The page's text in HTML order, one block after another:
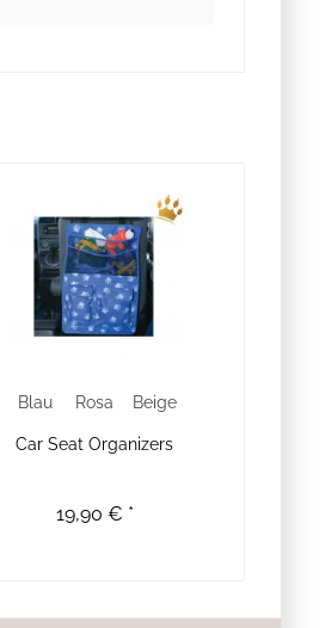
Blau Rosa Beige
Car Seat Organizers
19,90 € *